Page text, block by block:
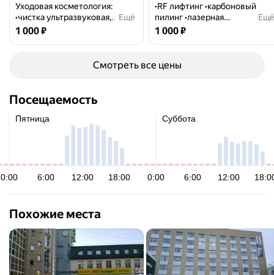
Уходовая косметология:
•чистка ультразвуковая,
комбинированная •пилинг
Ещё
Цена
1000
1 000₽
•RF лифтинг •карбоновый
пилинг •лазерная
биоревитализация
хромотерапия •VELA SHAPE
подтяжка и устранение
удаление тату
Ещё
Цена
1000
1 000₽
Смотреть все цены
Посещаемость
Похожие места